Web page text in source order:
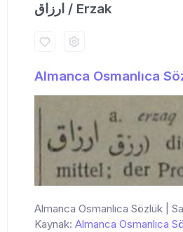
ارزاق / Erzak
Almanca Osmanlıca
Almanca Osmanlıca Sözlük |
Kaynak: Almanca Osmanlıca